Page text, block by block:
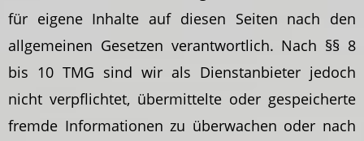
für eigene Inhalte auf diesen Seiten nach den
allgemeinen Gesetzen verantwortlich. Nach §§ 8
bis 10 TMG sind wir als Dienstanbieter jedoch
nicht verpflichtet, übermittelte oder gespeicherte
fremde Informationen zu überwachen oder nach